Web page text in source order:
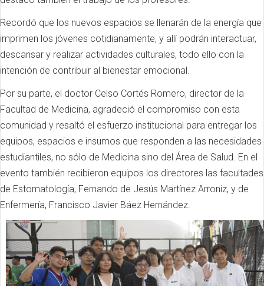
Recordó que los nuevos espacios se llenarán de la energía que
imprimen los jóvenes cotidianamente, y allí podrán interactuar,
descansar y realizar actividades culturales, todo ello con la
intención de contribuir al bienestar emocional.
Por su parte, el doctor Celso Cortés Romero, director de la
Facultad de Medicina, agradeció el compromiso con esta
comunidad y resaltó el esfuerzo institucional para entregar los
equipos, espacios e insumos que responden a las necesidades
estudiantiles, no sólo de Medicina sino del Área de Salud. En el
evento también recibieron equipos los directores las facultades
de Estomatología, Fernando de Jesús Martínez Arroniz, y de
Enfermería, Francisco Javier Báez Hernández.